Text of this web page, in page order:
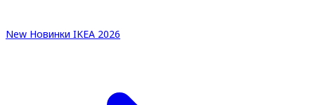
New Новинки IKEA 2026